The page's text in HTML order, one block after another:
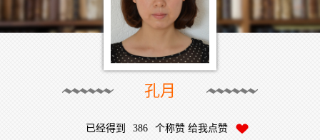
孔月
已经得到 386 个称赞 给我点赞